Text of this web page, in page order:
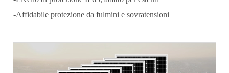
-Affidabile protezione da fulmini e sovratensioni